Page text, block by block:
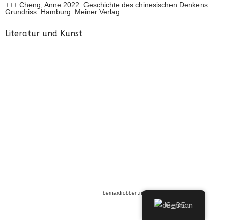
+++ Cheng, Anne 2022. Geschichte des chinesischen Denkens.
Grundriss. Hamburg. Meiner Verlag
Literatur und Kunst
bernardrobben.net
German